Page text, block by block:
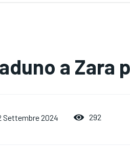
a Zara
Settembre 2024 292